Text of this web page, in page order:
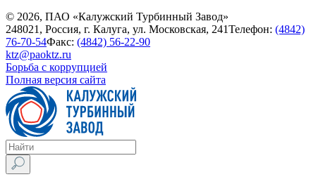
© 2026, ПАО «Калужский Турбинный Завод»
248021, Россия, г. Калуга, ул. Московская, 241Телефон: (4842)
76-70-54Факс: (4842) 56-22-90
ktz@paoktz.ru
Борьба с коррупцией
Полная версия сайта